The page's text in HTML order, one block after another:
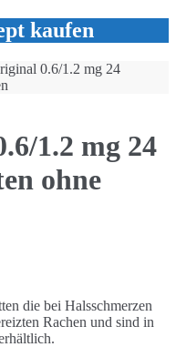
kaufen
0.6/1.2 mg 24
1.2 mg 24
ohne
die bei Halsschmerzen
Rachen und sind in